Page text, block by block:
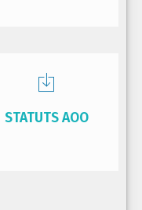
STATUTS AOO